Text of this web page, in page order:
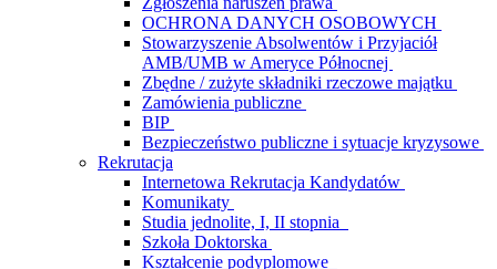
OCHRONA DANYCH OSOBOWYCH
Stowarzyszenie Absolwentów i Przyjaciół
AMB/UMB w Ameryce Północnej
Zbędne / zużyte składniki rzeczowe majątku
Zamówienia publiczne
BIP
Bezpieczeństwo publiczne i sytuacje kryzysowe
Rekrutacja
Internetowa Rekrutacja Kandydatów
Komunikaty
Studia jednolite, I, II stopnia
Szkoła Doktorska
Kształcenie podyplomowe